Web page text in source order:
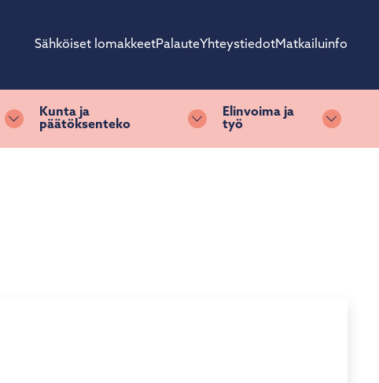
Sähköiset lomakkeetPalauteYhteystiedotMatkailuinfo
Vaihda alasvetovalikkoa
Kunta ja
päätöksenteko
Vaihda alasvetovalikkoa
Elinvoima ja
työ
Vaihda